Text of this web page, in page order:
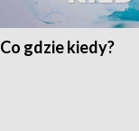
Co gdzie kiedy?